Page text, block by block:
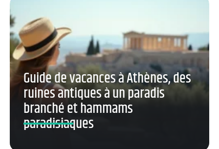
Guide de vacances à Athènes, des
ruines antiques à un paradis
branché et hammams
paradisiaques